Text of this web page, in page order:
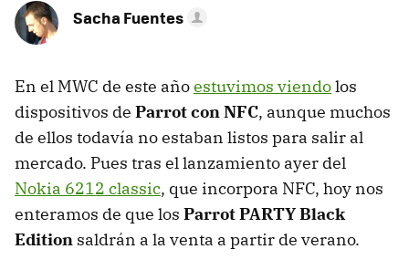
Sacha Fuentes
En el MWC de este añoestuvimos viendolos
dispositivos de Parrot con NFC, aunque muchos
de ellos todavía no estaban listos para salir al
mercado. Pues tras el lanzamiento ayer del
Nokia 6212 classic, que incorpora NFC, hoy nos
enteramos de que los Parrot PARTY Black
Edition saldrán a la venta a partir de verano.